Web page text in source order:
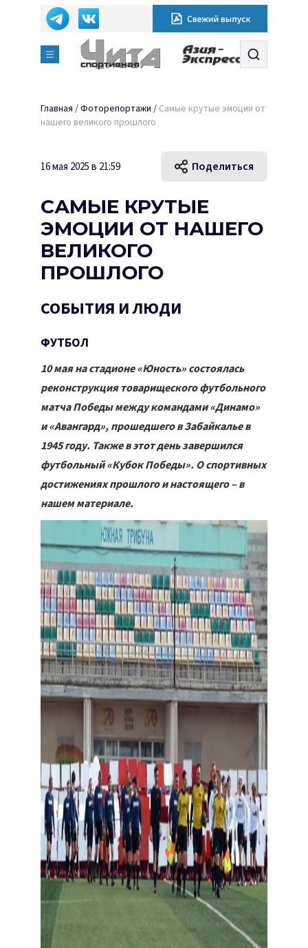
Главная /Фоторепортажи / Самые крутые эмоции от
нашего великого прошлого
16 мая 2025 в 21:59 Поделиться
САМЫЕ КРУТЫЕ
ЭМОЦИИ ОТ НАШЕГО
ВЕЛИКОГО
ПРОШЛОГО
СОБЫТИЯ И ЛЮДИ
ФУТБОЛ
10 мая на стадионе «Юность» состоялась
реконструкция товарищеского футбольного
матча Победы между командами «Динамо»
и «Авангард», прошедшего в Забайкалье в
1945 году. Также в этот день завершился
футбольный «Кубок Победы». О спортивных
достижениях прошлого и настоящего – в
нашем материале.